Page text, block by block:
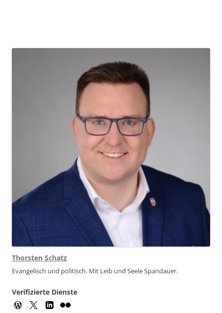
Thorsten Schatz
Evangelisch und politisch. Mit Leib und Seele Spandauer.
Verifizierte Dienste